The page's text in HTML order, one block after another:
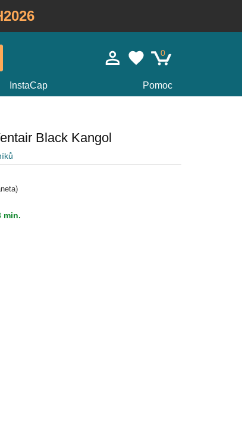
0
InstaCap Pomoc
Black Kangol
min.